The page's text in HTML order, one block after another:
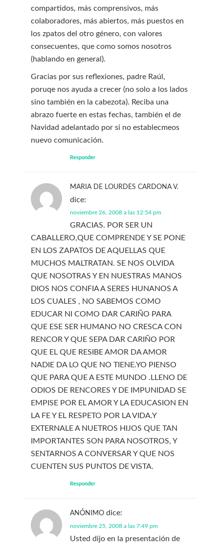
compartidos, más comprensivos, más
colaboradores, más abiertos, más puestos en
los zpatos del otro género, con valores
consecuentes, que como somos nosotros
(hablando en general).
Gracias por sus reflexiones, padre Raúl,
poruqe nos ayuda a crecer (no solo a los lados
sino también en la cabezota). Reciba una
abrazo fuerte en estas fechas, también el de
Navidad adelantado por si no establecmeos
nuevo comunicación.
Responder
MARIA DE LOURDES CARDONA V.
dice:
noviembre 26, 2008 a las 12:54 pm
GRACIAS. POR SER UN
CABALLERO,QUE COMPRENDE Y SE PONE
EN LOS ZAPATOS DE AQUELLAS QUE
MUCHOS MALTRATAN. SE NOS OLVIDA
QUE NOSOTRAS Y EN NUESTRAS MANOS
DIOS NOS CONFIA A SERES HUNANOS A
LOS CUALES , NO SABEMOS COMO
EDUCAR NI COMO DAR CARIÑO PARA
QUE ESE SER HUMANO NO CRESCA CON
RENCOR Y QUE SEPA DAR CARIÑO POR
QUE EL QUE RESIBE AMOR DA AMOR
NADIE DA LO QUE NO TIENE.YO PIENSO
QUE PARA QUE A ESTE MUNDO .LLENO DE
ODIOS DE RENCORES Y DE IMPUNIDAD SE
EMPISE POR EL AMOR Y LA EDUCASION EN
LA FE Y EL RESPETO POR LA VIDA.Y
EXTERNALE A NUETROS HIJOS QUE TAN
IMPORTANTES SON PARA NOSOTROS, Y
SENTARNOS A CONVERSAR Y QUE NOS
CUENTEN SUS PUNTOS DE VISTA.
Responder
ANÓNIMO dice:
noviembre 25, 2008 a las 7:49 pm
Usted dijo en la presentación de